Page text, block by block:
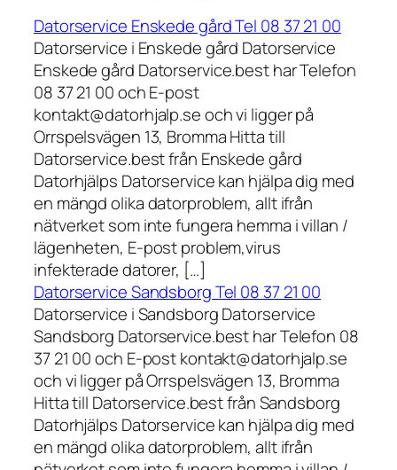
Datorservice Enskede gård Tel 08 37 21 00
Datorservice i Enskede gård Datorservice
Enskede gård Datorservice.best har Telefon
08 37 21 00 och E-post
kontakt@datorhjalp.se och vi ligger på
Orrspelsvägen 13, Bromma Hitta till
Datorservice.best från Enskede gård
Datorhjälps Datorservice kan hjälpa dig med
en mängd olika datorproblem, allt ifrån
nätverket som inte fungera hemma i villan /
lägenheten, E-post problem,virus
infekterade datorer, […]
Datorservice Sandsborg Tel 08 37 21 00
Datorservice i Sandsborg Datorservice
Sandsborg Datorservice.best har Telefon 08
37 21 00 och E-post kontakt@datorhjalp.se
och vi ligger på Orrspelsvägen 13, Bromma
Hitta till Datorservice.best från Sandsborg
Datorhjälps Datorservice kan hjälpa dig med
en mängd olika datorproblem, allt ifrån